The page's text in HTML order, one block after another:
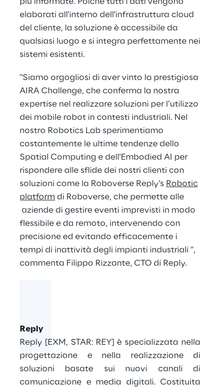
elaborati all'interno dell'infrastruttura cloud
del cliente, la soluzione è accessibile da
qualsiasi luogo e si integra perfettamente nei
sistemi esistenti.
"Siamo orgogliosi di aver vinto la prestigiosa
AIRA Challenge, che conferma la nostra
expertise nel realizzare soluzioni per l’utilizzo
dei mobile robot in contesti industriali. Nel
nostro Robotics Lab sperimentiamo
costantemente le ultime tendenze dello
Spatial Computing e dell'Embodied AI per
rispondere alle sflide dei nostri clienti con
soluzioni come la Roboverse Reply’s Robotic
platform di Roboverse, che permette alle
aziende di gestire eventi imprevisti in modo
flessibile e da remoto, intervenendo con
precisione ed evitando efficacemente i
tempi di inattività degli impianti industriali ",
commenta Filippo Rizzante, CTO di Reply.
Reply
Reply [EXM, STAR: REY] è specializzata nella
progettazione e nella realizzazione di
soluzioni basate sui nuovi canali di
comunicazione e media digitali. Costituita